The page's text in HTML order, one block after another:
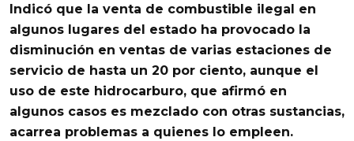
Indicó que la venta de combustible ilegal
en
algunos lugares del estado ha provocado la
disminución en ventas de varias estaciones de
servicio de hasta un 20 por ciento, aunque el
uso de este hidrocarburo, que afirmó en
algunos casos es mezclado con otras sustancias,
acarrea problemas a quienes lo empleen.